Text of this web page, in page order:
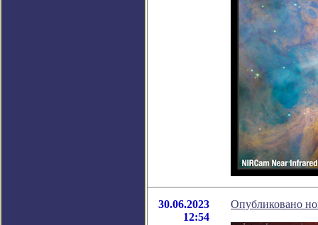
30.06.2023
12:54
Опубликовано